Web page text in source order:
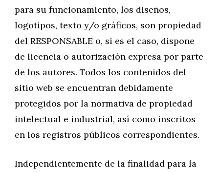
para su funcionamiento, los diseños,
logotipos, texto y/o gráficos, son propiedad
del RESPONSABLE o, si es el caso, dispone
de licencia o autorización expresa por parte
de los autores. Todos los contenidos del
sitio web se encuentran debidamente
protegidos por la normativa de propiedad
intelectual e industrial, así como inscritos
en los registros públicos correspondientes.
Independientemente de la finalidad para la